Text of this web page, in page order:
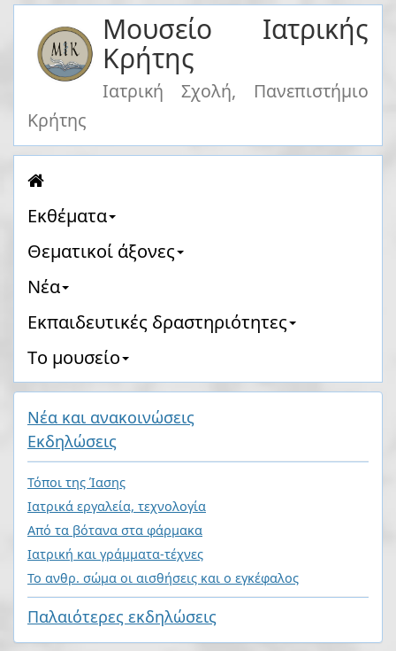
Μουσείο Ιατρικής
Κρήτης
Ιατρική Σχολή, Πανεπιστήμιο
Κρήτης
Eκθέματα
Θεματικοί άξονες
Νέα
Eκπαιδευτικές δραστηριότητες
Tο μουσείο
Nέα και ανακοινώσεις
Eκδηλώσεις
Τόποι της Ίασης
Ιατρικά εργαλεία, τεχνολογία
Από τα βότανα στα φάρμακα
Ιατρική και γράμματα-τέχνες
Το ανθρ. σώμα οι αισθήσεις και ο εγκέφαλος
Παλαιότερες εκδηλώσεις